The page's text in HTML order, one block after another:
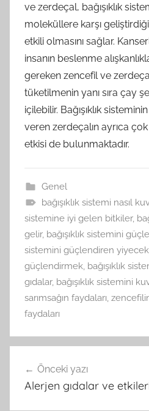
ve zerdeçal, bağışıklık
moleküllere karşı
etkili olmasını sağlar.
insanın beslenme
gereken zencefil ve
tüketilmenin yanı sıra çay
içilebilir. Bağışıklık
veren zerdeçalın ayrıca
etkisi de bulunmaktadır.
Genel
bağışıklık sistemi nasıl
sistemine iyi gelen bitkiler,
gelir, bağışıklık sistemini
sistemini güçlendiren
güçlendirmek, bağışıklık
gıdalar, bağışıklık sistemini
sarımsağın faydaları,
faydaları
gezinmesi
Önceki yazı
Alerjen gıdalar ve